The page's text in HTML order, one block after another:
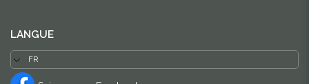
LANGUE